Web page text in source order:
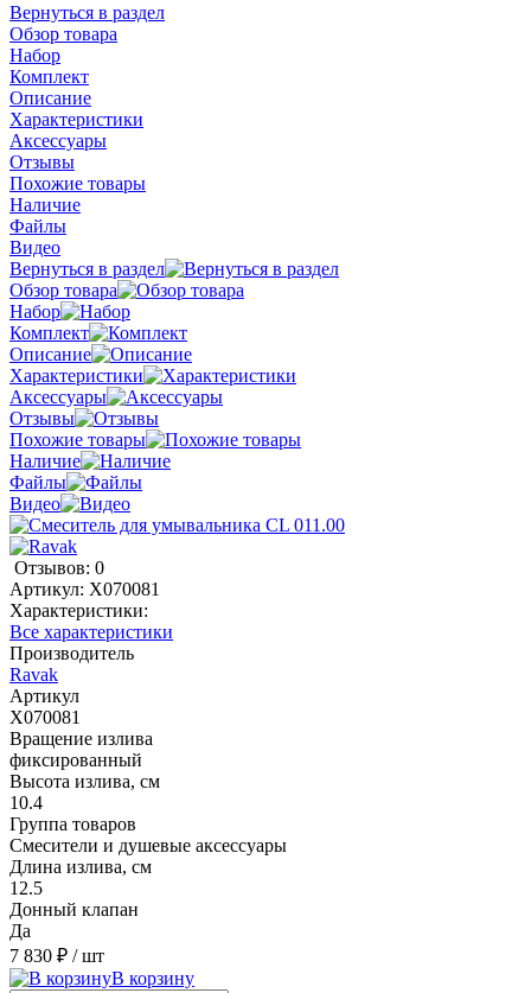
Вернуться в раздел
Обзор товара
Набор
Комплект
Описание
Характеристики
Аксессуары
Отзывы
Похожие товары
Наличие
Файлы
Видео
Вернуться в раздел
Обзор товара
Набор
Комплект
Описание
Характеристики
Аксессуары
Отзывы
Похожие товары
Наличие
Файлы
Видео
Отзывов: 0
Артикул: X070081
Характеристики:
Все характеристики
Производитель
Ravak
Артикул
X070081
Вращение излива
фиксированный
Высота излива, см
10.4
Группа товаров
Смесители и душевые аксессуары
Длина излива, см
12.5
Донный клапан
Да
7 830 ₽ / шт
В корзину